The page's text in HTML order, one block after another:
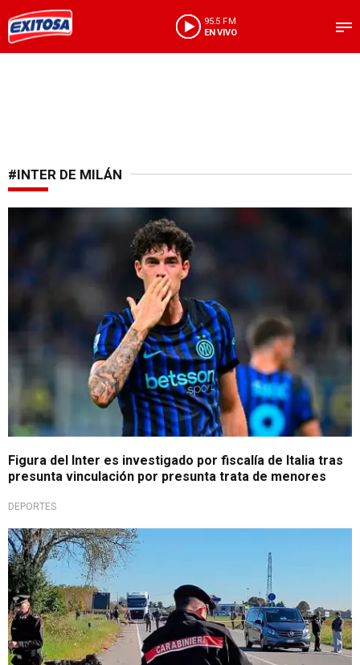
95.5 FM
EN VIVO
#INTER DE MILÁN
Figura del Inter es investigado por fiscalía de Italia tras
presunta vinculación por presunta trata de menores
DEPORTES
Tragedia en Italia